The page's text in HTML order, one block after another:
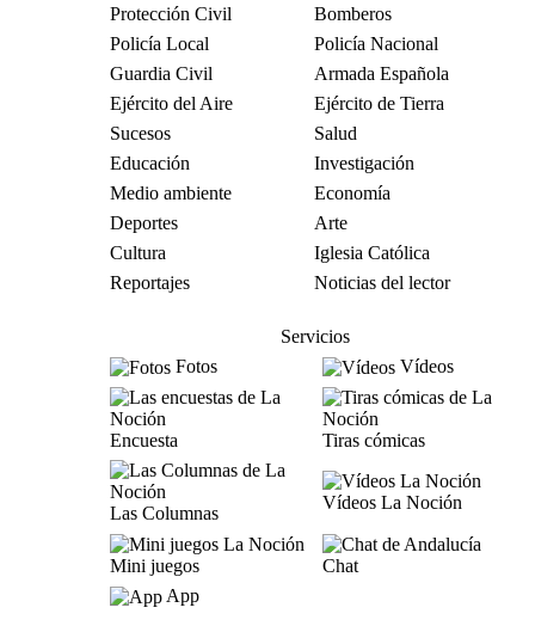
Protección Civil
Bomberos
Policía Local
Policía Nacional
Guardia Civil
Armada Española
Ejército del Aire
Ejército de Tierra
Sucesos
Salud
Educación
Investigación
Medio ambiente
Economía
Deportes
Arte
Cultura
Iglesia Católica
Reportajes
Noticias del lector
Servicios
Fotos
Vídeos
Encuesta Tiras cómicas
Las Columnas
Vídeos La Noción
Mini juegos
Chat
App